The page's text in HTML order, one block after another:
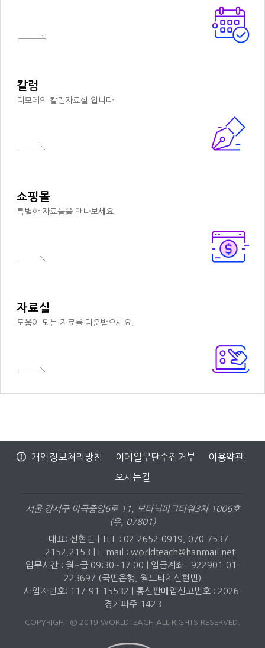
칼럼
디모데의 칼럼자료실 입니다.
쇼핑몰
특별한 자료들을 만나보세요.
자료실
도움이 되는 자료를 다운받으세요.
개인정보처리방침 이메일무단수집거부 이용약관
오시는길
서울 강서구 마곡중앙6로 11, 보타닉파크타워3차 1006호
(우, 07801)
대표: 신현빈 | TEL : 02-2652-0919, 070-7537-
2152,2153 |
E-mail : worldteach@hanmail.net
업무시간 : 월~금 09:30~17:00 | 입금계좌 : 922901-01-
223697 (국민은행, 월드티치신현빈)
사업자번호: 117-91-15532 | 통신판매업신고번호 : 2026-
경기파주-1423
COPYRIGHT © 2019 WORLDTEACH ALL RIGHTS RESERVED.